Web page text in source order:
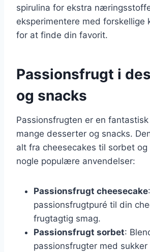
spirulina for ekstra
eksperimentere med forskellige
for at finde din favorit.
Passionsfrugt i
og snacks
Passionsfrugten er en
mange desserter og snacks.
alt fra cheesecakes til sorbet og
nogle populære anvendelser:
Passionsfrugt cheesecake
passionsfrugtpuré til din
frugtagtig smag.
Passionsfrugt sorbet:
passionsfrugter med